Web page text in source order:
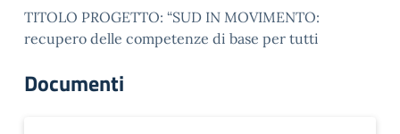
TITOLO PROGETTO: “SUD IN MOVIMENTO:
recupero delle competenze di base per tutti
Documenti